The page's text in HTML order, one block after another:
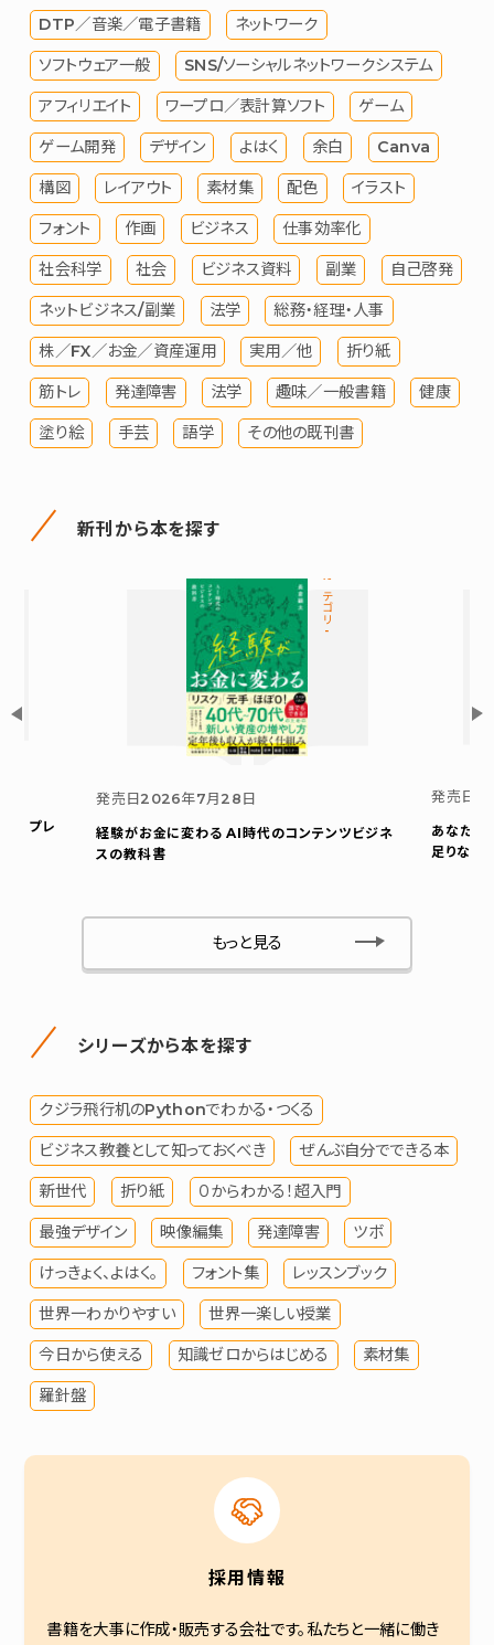
DTP／音楽／電子書籍 ネットワーク
ソフトウェア一般 SNS/ソーシャルネットワークシステム
アフィリエイト ワープロ／表計算ソフト ゲーム
ゲーム開発 デザイン よはく 余白 Canva
構図 レイアウト 素材集 配色 イラスト
フォント 作画 ビジネス 仕事効率化
社会科学 社会 ビジネス資料 副業 自己啓発
ネットビジネス/副業 法学 総務・経理・人事
株／FX／お金／資産運用 実用／他 折り紙
筋トレ 発達障害 法学 趣味／一般書籍 健康
塗り絵 手芸 語学 その他の既刊書
新刊から本を探す
ト プレ
カテゴリ-
発売日 2026年7月28日
経験がお金に変わる AI時代のコンテンツビジネ
スの教科書
発売日
あなたの
足りない
もっと見る
シリーズから本を探す
クジラ飛行机のPythonでわかる・つくる
ビジネス教養として知っておくべき ぜんぶ自分でできる本
新世代 折り紙 ０からわかる！超入門
最強デザイン 映像編集 発達障害 ツボ
けっきょく、よはく。 フォント集 レッスンブック
世界一わかりやすい 世界一楽しい授業
今日から使える 知識ゼロからはじめる 素材集
羅針盤
採用情報
書籍を大事に作成・販売する会社です。私たちと一緒に働き